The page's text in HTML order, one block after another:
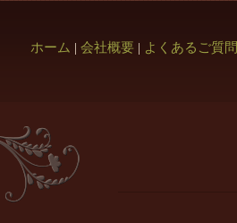
ホーム | 会社概要| よくあるご質問